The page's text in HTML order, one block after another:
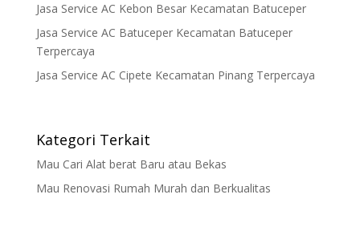
Jasa Service AC Kebon Besar Kecamatan Batuceper
Jasa Service AC Batuceper Kecamatan Batuceper
Terpercaya
Jasa Service AC Cipete Kecamatan Pinang Terpercaya
Kategori Terkait
Mau Cari Alat berat Baru atau Bekas
Mau Renovasi Rumah Murah dan Berkualitas